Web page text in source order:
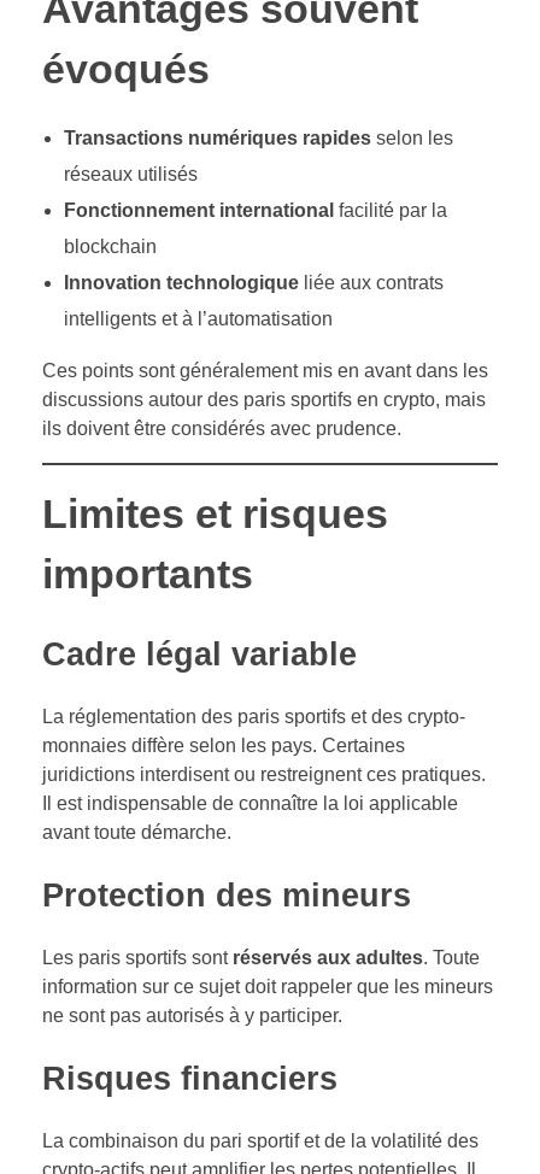
Avantages souvent
évoqués
Transactions numériques rapidesselon les
réseaux utilisés
Fonctionnement international facilité par la
blockchain
Innovation technologiqueliée aux contrats
intelligents et à l’automatisation
Ces points sont généralement mis en avant dans les
discussions autour des paris sportifs en crypto, mais
ils doivent être considérés avec prudence.
Limites et risques
importants
Cadre légal variable
La réglementation des paris sportifs et des crypto-
monnaies diffère selon les pays. Certaines
juridictions interdisent ou restreignent ces pratiques.
Il est indispensable de connaître la loi applicable
avant toute démarche.
Protection des mineurs
Les paris sportifs sont réservés aux adultes. Toute
information sur ce sujet doit rappeler que les mineurs
ne sont pas autorisés à y participer.
Risques financiers
La combinaison du pari sportif et de la volatilité des